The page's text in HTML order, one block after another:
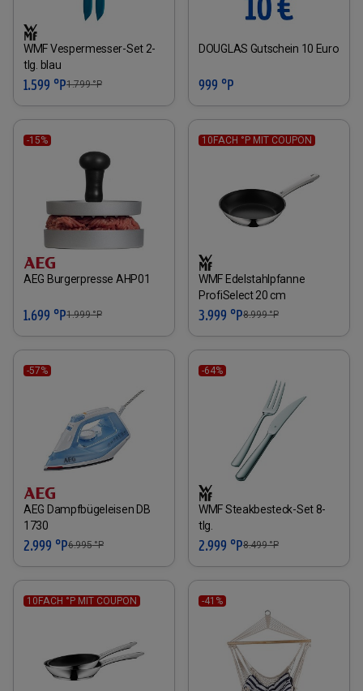
WMF Vespermesser-Set 2-
tlg. blau
1.599 °P1.799°P
DOUGLAS Gutschein 10 Euro
999 °P
-15%
AEG Burgerpresse AHP01
1.699 °P1.999°P
10FACH °P MIT COUPON
WMF Edelstahlpfanne
ProfiSelect 20 cm
3.999 °P8.999°P
-57%
AEG Dampfbügeleisen DB
1730
2.999 °P6.995°P
-64%
WMF Steakbesteck-Set 8-
tlg.
2.999 °P8.499°P
10FACH °P MIT COUPON -41%